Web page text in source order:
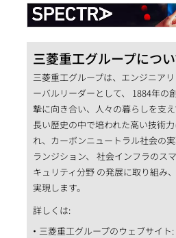
三菱重工グループにつ
三菱重工グループは、エンジニア
ーバルリーダーとして、 1884年の
摯に向き合い、人々の暮らしを支え
長い歴史の中で培われた高い技術
れ、カーボンニュートラル社会の
ランジション、 社会インフラのス
キュリティ分野 の発展に取り組み
実現します。
詳しくは:
三菱重工グループのウェブサイト: